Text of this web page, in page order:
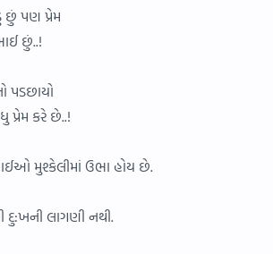
છું પણ પ્રેમ
છું..!
પડછાયો
પ્રેમ કરે છે..!
મુશ્કેલીમાં ઉભા હોય છે.
દુ:ખની લાગણી નથી.